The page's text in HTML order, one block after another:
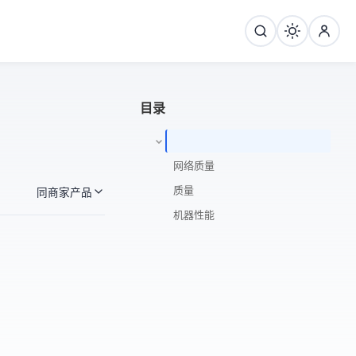
同商家产品
目录
网络质量
ip质量
机器性能